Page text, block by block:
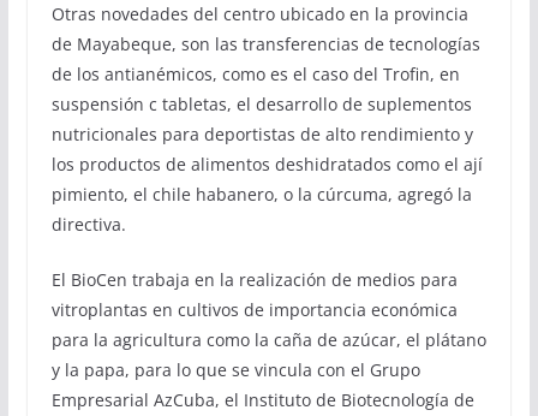
Otras novedades del centro ubicado en la provincia
de Mayabeque, son las transferencias de tecnologías
de los antianémicos, como es el caso del Trofin, en
suspensión c tabletas, el desarrollo de suplementos
nutricionales para deportistas de alto rendimiento y
los productos de alimentos deshidratados como el ají
pimiento, el chile habanero, o la cúrcuma, agregó la
directiva.
El BioCen trabaja en la realización de medios para
vitroplantas en cultivos de importancia económica
para la agricultura como la caña de azúcar, el plátano
y la papa, para lo que se vincula con el Grupo
Empresarial AzCuba, el Instituto de Biotecnología de